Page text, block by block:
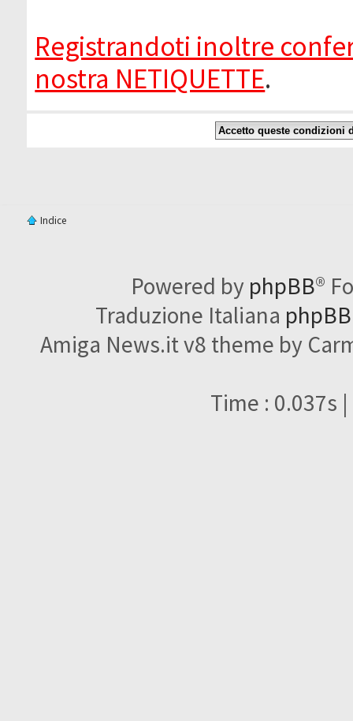
Registrandoti inoltre
nostra NETIQUETTE.
Indice
Powered by phpBB®
Traduzione Italiana
Amiga News.it v8 theme by
Time : 0.037s